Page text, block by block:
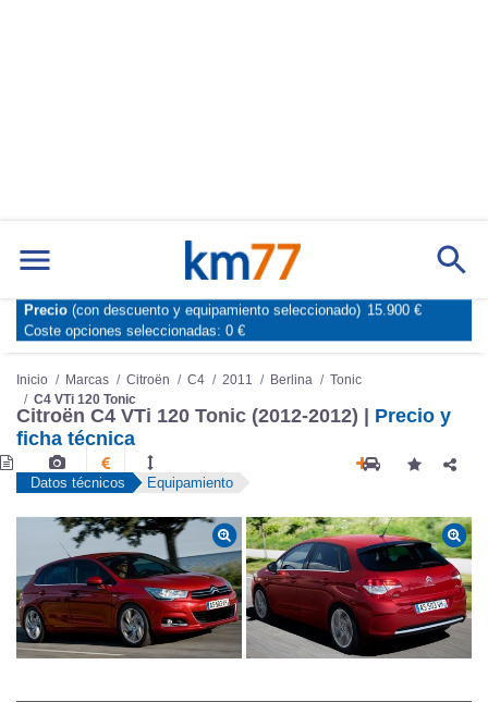
Marcas Comparador de coches
Inicio Marcas Citroën C4 2011 Berlina
Tonic
C4 VTi 120 Tonic
Citroën C4 VTi 120 Tonic (2012-2012) | Precio y
ficha técnica
Datos técnicos Equipamiento
Precio (con descuento y equipamiento seleccionado) 15.900 €
Coste opciones seleccionadas: 0 €